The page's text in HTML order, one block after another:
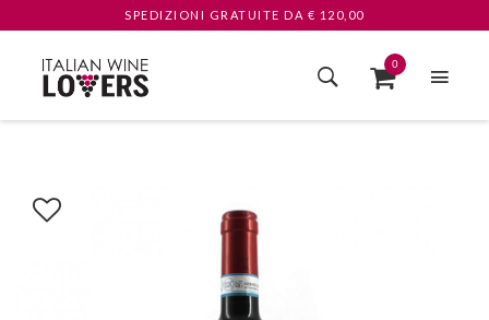
SPEDIZIONI GRATUITE DA € 120,00
0